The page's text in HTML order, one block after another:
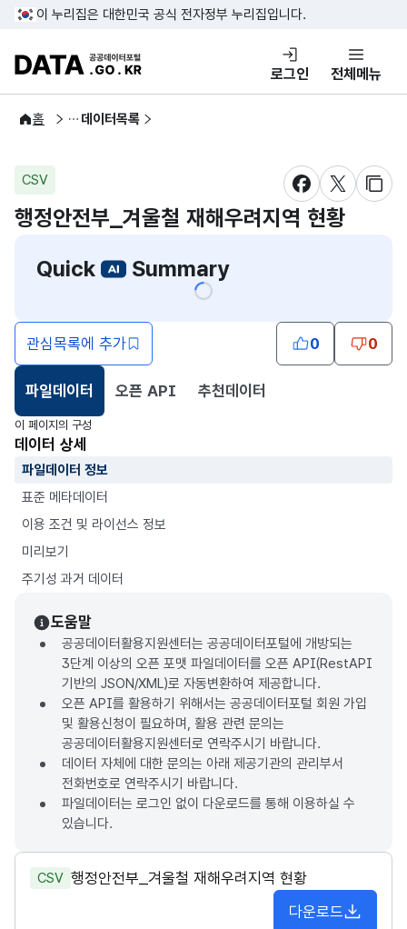
콘텐츠 바로가기
푸터 바로가기
이 누리집은 대한민국 공식 전자정부 누리집입니다.
DATA.GO.KR 공공데이터포털
로그인 전체메뉴
홈
공공데이터 데이터목록
CSV
새창 열림새창 열림
새창
행정안전부_겨울철 재해우려지역 현황
Quick
Summary
관심목록에 추가 0 0
파일데이터
선택됨
오픈 API 추천데이터
이 페이지의 구성
데이터 상세
파일데이터 정보
표준 메타데이터
이용 조건 및 라이선스 정보
미리보기
주기성 과거 데이터
도움말
공공데이터활용지원센터는 공공데이터포털에 개방되는
3단계 이상의 오픈 포맷 파일데이터를 오픈 API(RestAPI
기반의 JSON/XML)로 자동변환하여 제공합니다.
오픈 API를 활용하기 위해서는 공공데이터포털 회원 가입
및 활용신청이 필요하며, 활용 관련 문의는
공공데이터활용지원센터로 연락주시기 바랍니다.
데이터 자체에 대한 문의는 아래 제공기관의 관리부서
전화번호로 연락주시기 바랍니다.
파일데이터는 로그인 없이 다운로드를 통해 이용하실 수
있습니다.
CSV 행정안전부_겨울철 재해우려지역 현황
다운로드